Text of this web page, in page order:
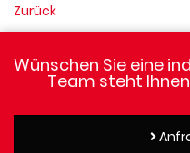
Zurück
Wünschen Sie eine
Team steht